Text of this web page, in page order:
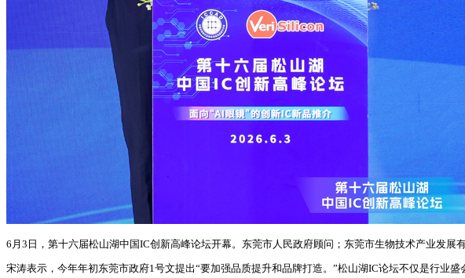
6月3日，第十六届松山湖中国IC创新高峰论坛开幕。东莞市人民政府顾问；东莞市生物技术产业发展
宋涛表示，今年年初东莞市政府1号文提出“要加强品质提升和品牌打造。”松山湖IC论坛不仅是行业